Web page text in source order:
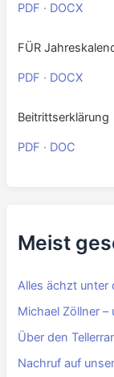
PDF · DOCX
FÜR
PDF · DOCX
Beitrittserklärung
PDF · DOC
Meist
Alles ächzt unter
Michael Zöllner –
Über den
Nachruf auf